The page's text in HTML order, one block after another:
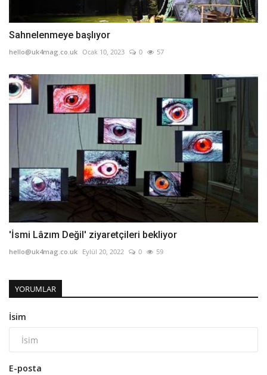
Sahnelenmeye başlıyor
hello@uk4mag.co.uk Ocak 10, 2023 0 57
'İsmi Lâzım Değil' ziyaretçileri bekliyor
hello@uk4mag.co.uk Eylül 20, 2022 0 59
YORUMLAR
İsim
E-posta